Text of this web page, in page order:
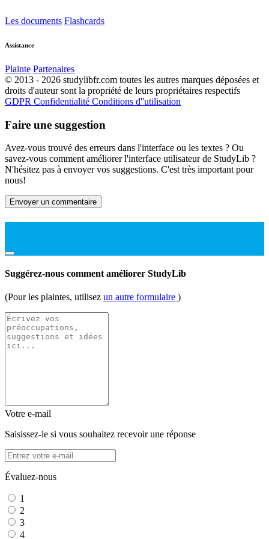
Les documents Flashcards
Assistance
Plainte Partenaires
© 2013 - 2026 studylibfr.com toutes les autres marques déposées et
droits d'auteur sont la propriété de leurs propriétaires respectifs
GDPR Confidentialité Conditions d''utilisation
Faire une suggestion
Avez-vous trouvé des erreurs dans l'interface ou les textes ? Ou
savez-vous comment améliorer l'interface utilisateur de StudyLib ?
N'hésitez pas à envoyer vos suggestions. C'est très important pour
nous!
Envoyer un commentaire
Suggérez-nous comment améliorer StudyLib
(Pour les plaintes, utilisez un autre formulaire )
Votre e-mail
Saisissez-le si vous souhaitez recevoir une réponse
Évaluez-nous
1
2
3
4